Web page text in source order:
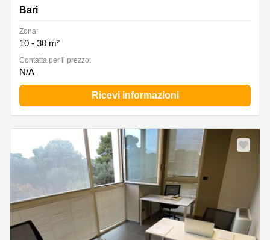
Bari
Zona:
10 - 30 m²
Сontatta per il prezzo:
N/A
Ricevi informazioni